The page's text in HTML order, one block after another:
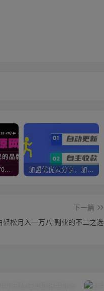
加入VIP会员，享70%的推广提成，免费学习多种网上创业课程，菜鸟秒变大神！ 加盟优优云分享，加盟搭建同款知识付费资源网站，实现长期稳定被动收入~
下一篇
松月入一万八 副业的不二之选